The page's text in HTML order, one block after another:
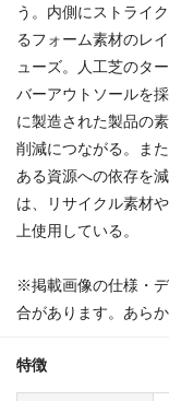
う。内側にストライ
るフォーム素材のレ
ューズ。人工芝のタ
バーアウトソールを
に製造された製品の
削減につながる。ま
ある資源への依存を
は、リサイクル素材
上使用している
※掲載画像の仕様・
合があります。あら
特徴